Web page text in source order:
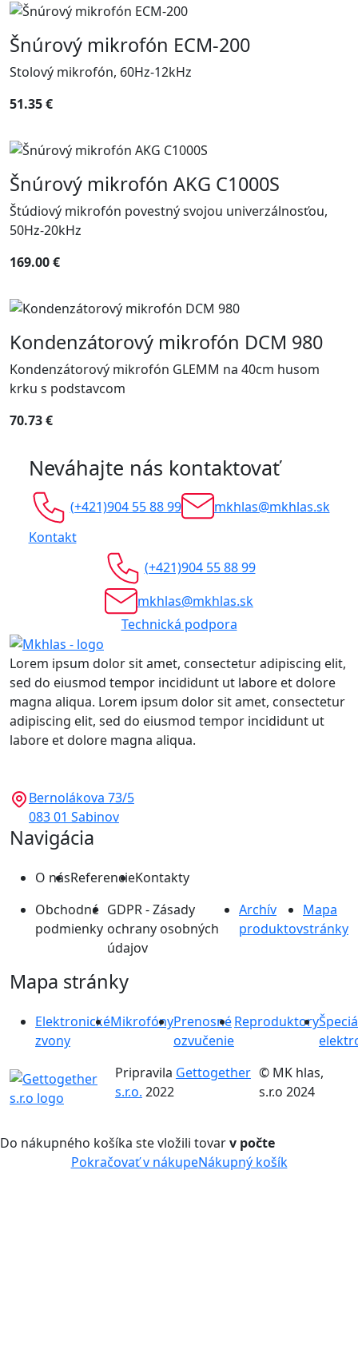
Šnúrový mikrofón ECM-200
Stolový mikrofón, 60Hz-12kHz
51.35 €
Šnúrový mikrofón AKG C1000S
Štúdiový mikrofón povestný svojou univerzálnosťou,
50Hz-20kHz
169.00 €
Kondenzátorový mikrofón DCM 980
Kondenzátorový mikrofón GLEMM na 40cm husom
krku s podstavcom
70.73 €
Neváhajte nás kontaktovať
(+421)904 55 88 99
mkhlas@mkhlas.sk
Kontakt
(+421)904 55 88 99
mkhlas@mkhlas.sk
Technická podpora
Lorem ipsum dolor sit amet, consectetur adipiscing elit,
sed do eiusmod tempor incididunt ut labore et dolore
magna aliqua. Lorem ipsum dolor sit amet, consectetur
adipiscing elit, sed do eiusmod tempor incididunt ut
labore et dolore magna aliqua.
Bernolákova 73/5
083 01 Sabinov
Navigácia
O násReferencieKontakty
Obchodné
podmienky
GDPR - Zásady
ochrany osobných
údajov
Archív
produktov
Mapa
stránky
Mapa stránky
Elektronické
zvony
MikrofónyPrenosné
ozvučenie
Reproduktory
Pripravila Gettogether
s.r.o. 2022
© MK hlas,
s.r.o 2024
Do nákupného košíka ste vložili tovarv počte
Pokračovať v nákupeNákupný košík